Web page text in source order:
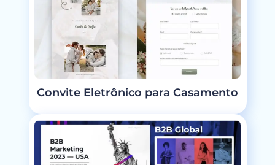
Convite Eletrônico para Casamento